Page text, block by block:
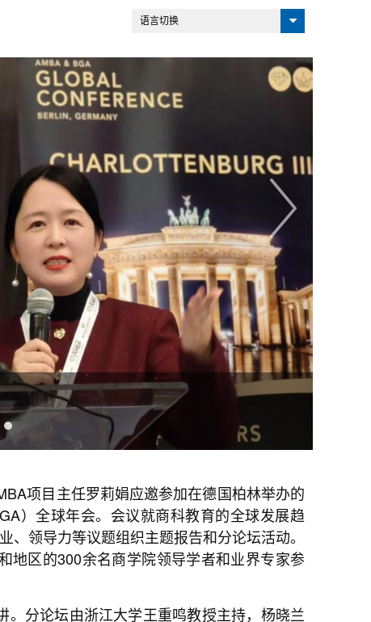
语言切换
项目主任罗莉娟应邀参加在德国柏林举办的
）全球年会。会议就商科教育的全球发展趋
领导力等议题组织主题报告和分论坛活动。
地区的300余名商学院领导学者和业界专家参
。分论坛由浙江大学王重鸣教授主持，杨晓兰